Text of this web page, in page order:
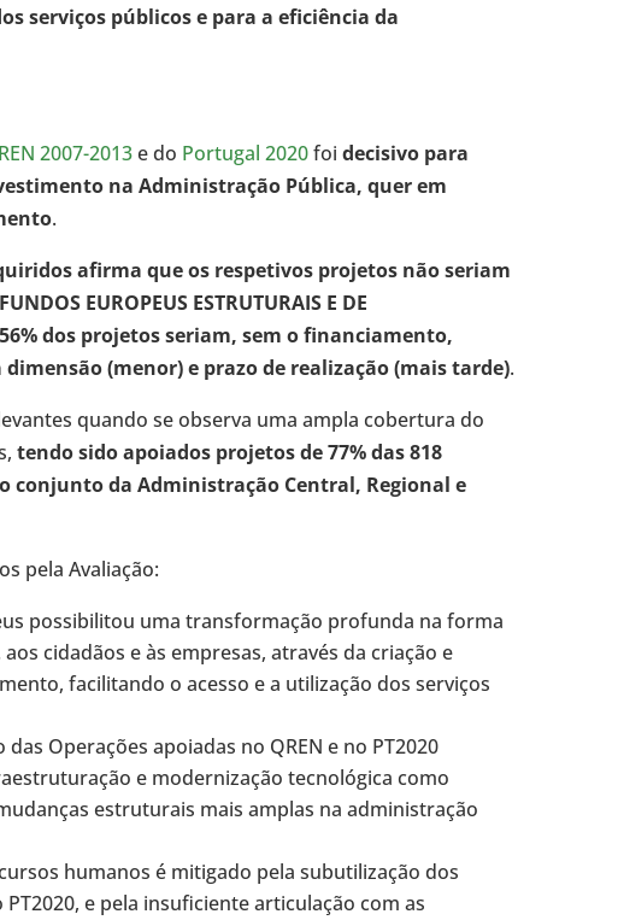
serviços públicos e para a eficiência da
2007-2013e do Portugal 2020foidecisivo para
na Administração Pública, quer em
.
afirma que os respetivos projetos não seriam
EUROPEUS ESTRUTURAIS E DE
56% dos projetos seriam, sem o financiamento,
(menor) e prazo de realização (mais tarde).
quando se observa uma ampla cobertura do
tendo sido apoiados projetos de 77% das 818
conjunto da Administração Central, Regional e
pela Avaliação:
possibilitou uma transformação profunda na forma
cidadãos e às empresas, através da criação e
facilitando o acesso e a utilização dos serviços
Operações apoiadas no QREN e no PT2020
e modernização tecnológica como
estruturais mais amplas na administração
humanos é mitigado pela subutilização dos
e pela insuficiente articulação com as